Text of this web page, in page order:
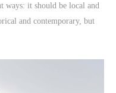
ways: it should be local and
and contemporary, but